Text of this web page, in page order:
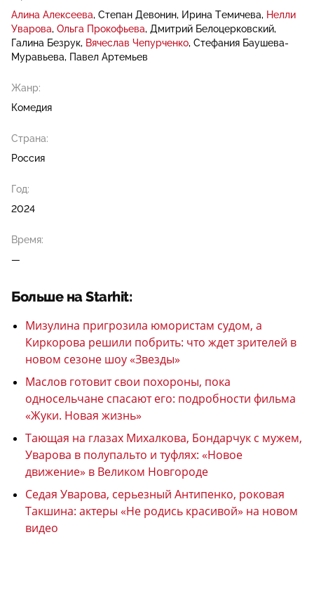
Алина Алексеева Степан Девонин Ирина Темичева Нелли
Уварова Ольга Прокофьева Дмитрий Белоцерковский
Галина Безрук Вячеслав Чепурченко Стефания Баушева-
Муравьева Павел Артемьев
Жанр:
Комедия
Страна:
Россия
Год:
2024
Время:
—
Больше на Starhit:
Мизулина пригрозила юмористам судом, а
Киркорова решили побрить: что ждет зрителей в
новом сезоне шоу «Звезды»
Маслов готовит свои похороны, пока
односельчане спасают его: подробности фильма
«Жуки. Новая жизнь»
Тающая на глазах Михалкова, Бондарчук с мужем,
Уварова в полупальто и туфлях: «Новое
движение» в Великом Новгороде
Седая Уварова, серьезный Антипенко, роковая
Такшина: актеры «Не родись красивой» на новом
видео